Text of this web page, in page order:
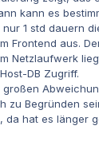
kann es
1 std dauern
Frontend aus.
Netzlaufwerk
DB Zugriff.
zu Begründen
da hat es länger